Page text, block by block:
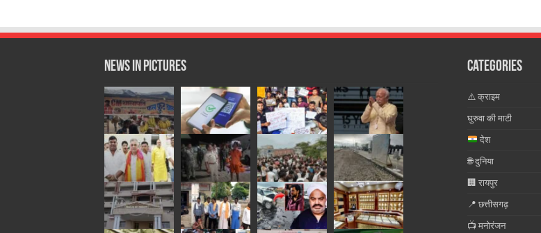
News in Pictures Categories
⚠️ क्राइम
घुरुवा की माटी
देश
🌐 दुनिया
🏢 रायपुर
📍 छत्तीसगढ़
📺 मनोरंजन